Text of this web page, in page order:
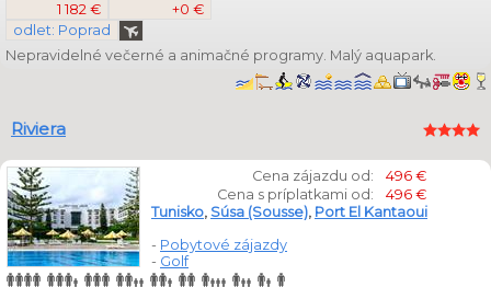
1 182 €
+0 €
odlet: Poprad
Nepravidelné večerné a animačné programy. Malý aquapark.
Riviera
Cena zájazdu od:
496 €
Cena s príplatkami od:
496 €
Tunisko, Súsa (Sousse), Port El Kantaoui
- Pobytové zájazdy
- Golf